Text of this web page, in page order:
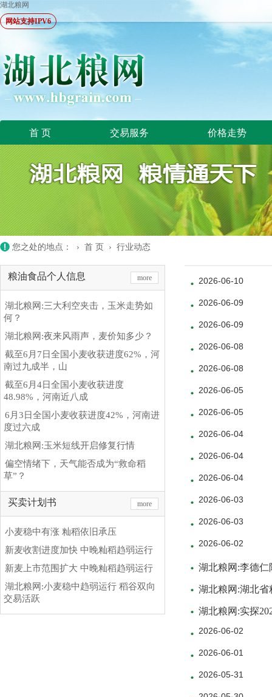
湖北粮网
网站支持IPV6
首 页 交易服务 价格走势
您之处的地点： › 首 页 › 行业动态
粮油食品个人信息 more
湖北粮网:三大利空夹击，玉米走势如
何？
湖北粮网:夜来风雨声，麦价知多少？
截至6月7日全国小麦收获进度62%，河
南过九成半，山
截至6月4日全国小麦收获进度
48.98%，河南近八成
6月3日全国小麦收获进度42%，河南进
度过六成
湖北粮网:玉米短线开启修复行情
偏空情绪下，天气能否成为“救命稻
草”？
买卖计划书 more
小麦稳中有涨 籼稻依旧承压
新麦收割进度加快 中晚籼稻趋弱运行
新麦上市范围扩大 中晚籼稻趋弱运行
湖北粮网:小麦稳中趋弱运行 稻谷双向
交易活跃
2026-06-10
2026-06-09
2026-06-09
2026-06-08
2026-06-08
2026-06-05
2026-06-05
2026-06-04
2026-06-04
2026-06-04
2026-06-03
2026-06-03
2026-06-02
湖北粮网:李德
湖北粮网:湖北省
湖北粮网:实探
2026-06-02
2026-06-01
2026-05-31